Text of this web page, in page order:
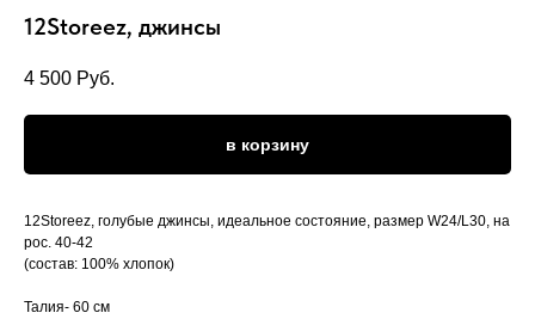
12Storeez, джинсы
4 500 Руб.
в корзину
12Storeez, голубые джинсы, идеальное состояние, размер W24/L30, на
рос. 40-42
(состав: 100% хлопок)
Талия- 60 см